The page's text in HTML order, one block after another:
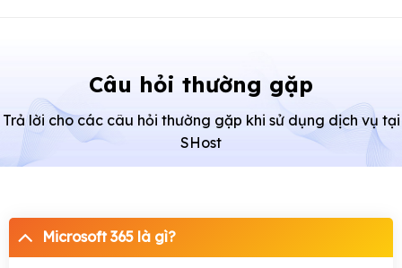
Câu hỏi thường gặp
Trả lời cho các câu hỏi thường gặp khi sử dụng dịch vụ tại
SHost
Microsoft 365 là gì?